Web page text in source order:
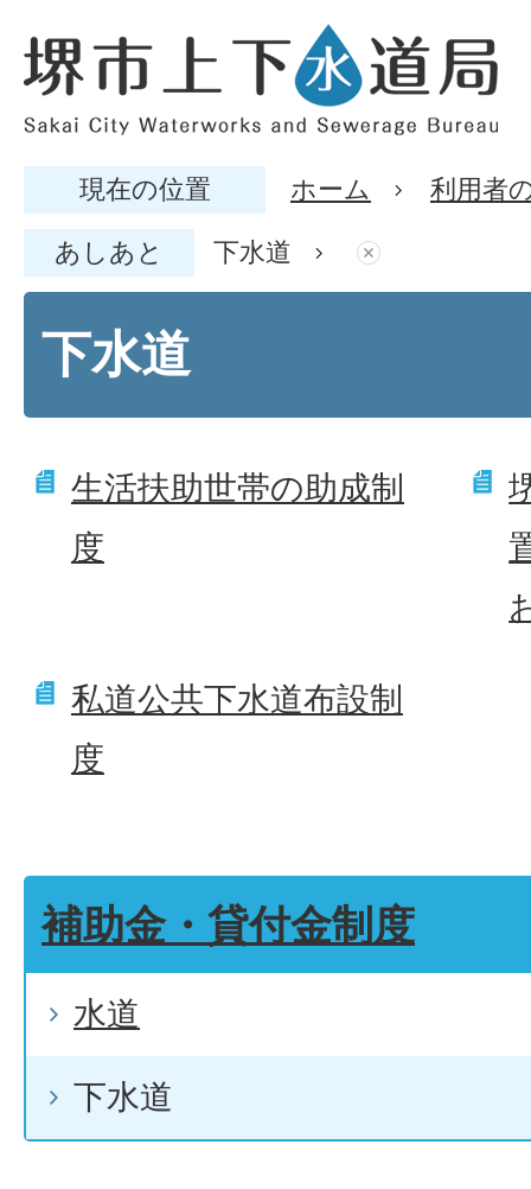
現在の位置 ホーム 利用者
あしあと 下水道
下水道
生活扶助世帯の助成制
度
私道公共下水道布設制
度
補助金・貸付金制度
水道
下水道